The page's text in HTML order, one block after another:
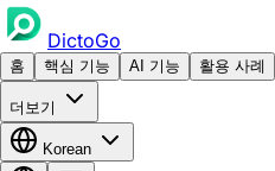
DictoGo
홈 핵심 기능 AI 기능 활용 사례
더보기
Korean